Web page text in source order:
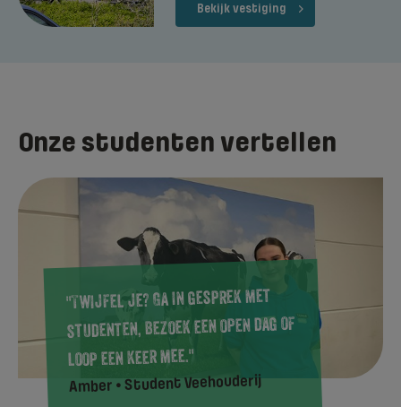
Bekijk vestiging
Onze studenten vertellen
"Twijfel je? Ga in gesprek met
studenten, bezoek een open dag of
loop een keer mee."
Amber • Student Veehouderij